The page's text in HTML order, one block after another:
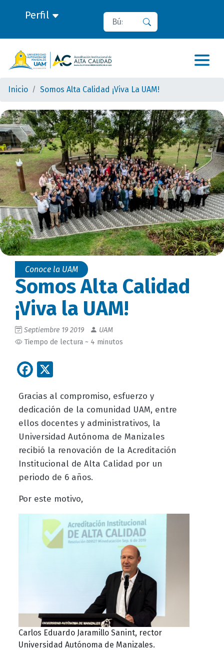
Perfil Buscar
Inicio Somos Alta Calidad ¡Viva La UAM!
Conoce la UAM
Somos Alta Calidad
¡Viva la UAM!
Septiembre 19 2019
UAM
Tiempo de lectura ~ 4 minutos
Facebook
Gracias al compromiso, esfuerzo y
dedicación de la comunidad UAM, entre
ellos docentes y administrativos, la
Universidad Autónoma de Manizales
recibió la renovación de la Acreditación
Institucional de Alta Calidad por un
periodo de 6 años.
Por este motivo,
Carlos Eduardo Jaramillo Sanint, rector
Universidad Autónoma de Manizales.